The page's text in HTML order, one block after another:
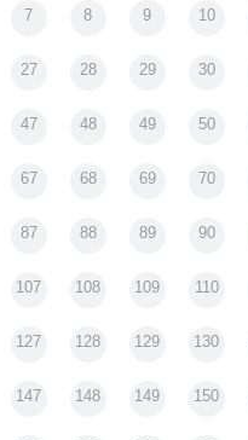
7 8 9 10
27 28 29 30
47 48 49 50
67 68 69 70
87 88 89 90
107 108 109 110
127 128 129 130
147 148 149 150